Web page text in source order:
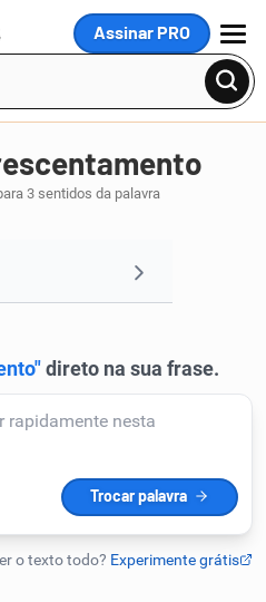
Assinar PRO
MENU
3 sentidos da palavra